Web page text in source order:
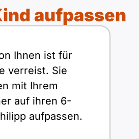
aufpassen
Ihnen ist für
verreist. Sie
mit Ihrem
auf ihren 6-
aufpassen.